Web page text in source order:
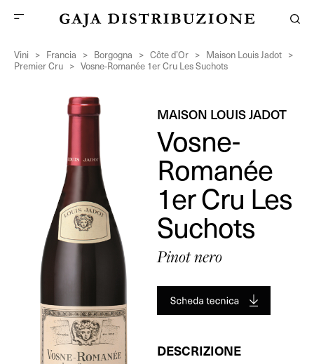
Vini > Francia > Borgogna > Côte d’Or > Maison Louis Jadot >
Premier Cru > Vosne-Romanée 1er Cru Les Suchots
MAISON LOUIS JADOT
Vosne-
Romanée
1er Cru Les
Suchots
Pinot nero
DESCRIZIONE